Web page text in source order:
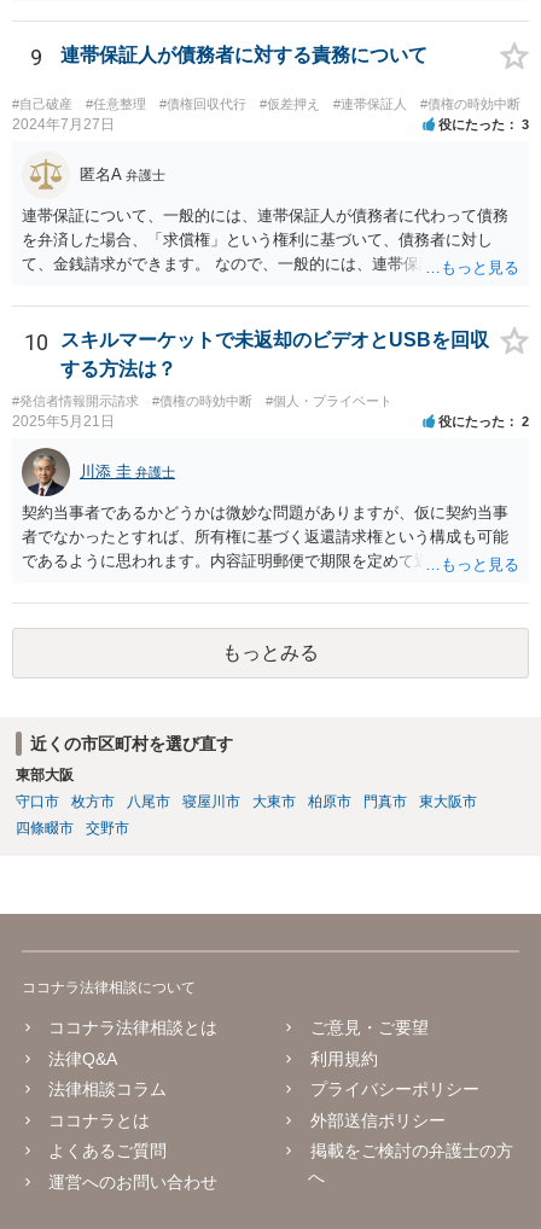
9 連帯保証人が債務者に対する責務について
#自己破産 #任意整理 #債権回収代行 #仮差押え #連帯保証人 #債権の時効中断
2024年7月27日 役にたった 3
匿名A 弁護士
連帯保証について、一般的には、連帯保証人が債務者に代わって債務
を弁済した場合、「求償権」という権利に基づいて、債務者に対し
て、金銭請求ができます。 なので、一般的には、連帯保証人が代わり
者が連帯債務者に支払わなければならない、ということになります。
ご質問の構成の違いを確認されたい意図は分かりかねますが、結論と
しては、一般的には「求償権」に基づいて上記のような処理になるか
と思います。
10
スキルマーケットで未返却のビデオとUSBを回収
する方法は？
#発信者情報開示請求 #債権の時効中断 #個人・プライベート
2025年5月21日 役にたった 2
川添 圭 弁護士
契約当事者であるかどうかは微妙な問題がありますが、仮に契約当事
者でなかったとすれば、所有権に基づく返還請求権という構成も可能
であるように思われます。内容証明郵便で期限を定めて返却を求める
といった手段を踏んだ上で、最終的には訴訟を検討すべきではないか
と思われます。ビデオテープが大切な（ある程度費用をかけてでも取
り返したい）ものであれば、弁護士へ相談・依頼することも考えられ
ます。
もっとみる
近くの市区町村を選び直す
東部大阪
守口市
枚方市 八尾市 寝屋川市 大東市 柏原市 門真市
東大阪市
四條畷市
交野市
ココナラ法律相談について
ココナラ法律相談とは
法律Q&A
法律相談コラム
ココナラとは
よくあるご質問
運営へのお問い合わせ
ご意見・ご要望
利用規約
プライバシーポリシー
外部送信ポリシー
掲載をご検討の弁護士の方
へ